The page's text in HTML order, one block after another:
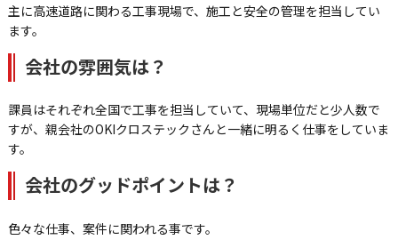
主に高速道路に関わる工事現場で、施工と安全の管理を担当してい
ます。
会社の雰囲気は？
課員はそれぞれ全国で工事を担当していて、現場単位だと少人数で
すが、親会社のOKIクロステックさんと一緒に明るく仕事をしていま
す。
会社のグッドポイントは？
色々な仕事、案件に関われる事です。